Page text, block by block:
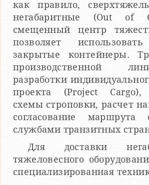
как правило,
негабаритные (Out of
смещенный центр
позволяет
закрытые контейнеры.
производственной
разработки
проекта (Project
схемы строповки, расчет
согласование
службами транзитных
Для доставки
тяжеловесного
специализированная